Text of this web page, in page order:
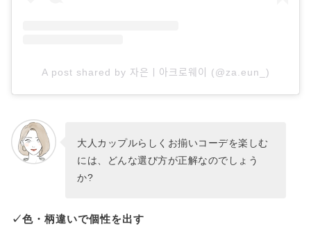
A post shared by 자은ㅣ아크로웨이 (@za.eun_)
大人カップルらしくお揃いコーデを楽しむ
には、どんな選び方が正解なのでしょう
か?
✓色・柄違いで個性を出す